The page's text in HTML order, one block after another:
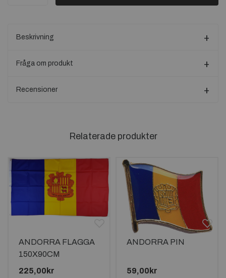
Beskrivning
Fråga om produkt
Recensioner
Relaterade produkter
ANDORRA FLAGGA
150X90CM
225,00kr
ANDORRA PIN
59,00kr